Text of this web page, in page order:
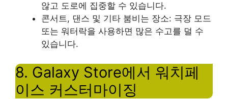
않고 도로에 집중할 수 있습니다.
콘서트, 댄스 및 기타 붐비는 장소: 극장 모드
또는 워터락을 사용하면 많은 수고를 덜 수
있습니다.
8. Galaxy Store에서 워치페
이스 커스터마이징